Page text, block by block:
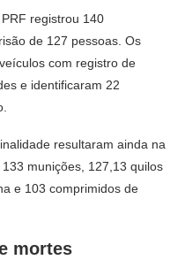
registrou 140
de 127 pessoas. Os
com registro de
e identificaram 22
resultaram ainda na
munições, 127,13 quilos
e 103 comprimidos de
mortes